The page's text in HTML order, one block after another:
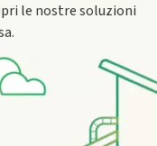
le nostre soluzioni